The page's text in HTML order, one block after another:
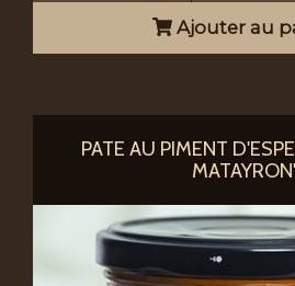
Ajouter au
PATE AU PIMENT